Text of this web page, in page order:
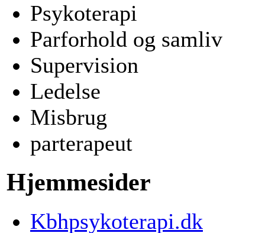
Psykoterapi
Parforhold og samliv
Supervision
Ledelse
Misbrug
parterapeut
Hjemmesider
Kbhpsykoterapi.dk